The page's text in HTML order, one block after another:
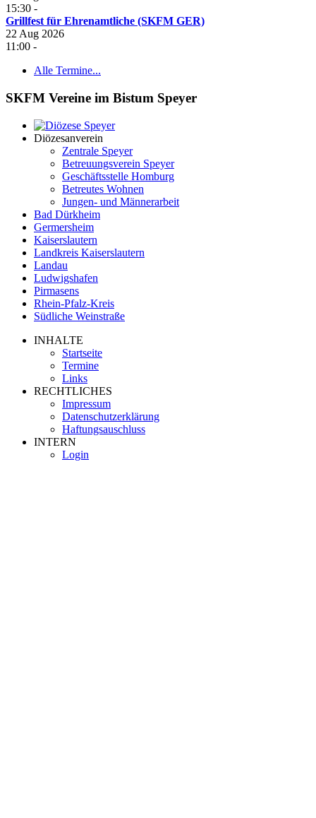
15:30 -
Grillfest für Ehrenamtliche (SKFM GER)
22 Aug 2026
11:00 -
Alle Termine...
SKFM Vereine im Bistum Speyer
Diözesanverein
Zentrale Speyer
Betreuungsverein Speyer
Geschäftsstelle Homburg
Betreutes Wohnen
Jungen- und Männerarbeit
Bad Dürkheim
Germersheim
Kaiserslautern
Landkreis Kaiserslautern
Landau
Ludwigshafen
Pirmasens
Rhein-Pfalz-Kreis
Südliche Weinstraße
INHALTE
Startseite
Termine
Links
RECHTLICHES
Impressum
Datenschutzerklärung
Haftungsauschluss
INTERN
Login